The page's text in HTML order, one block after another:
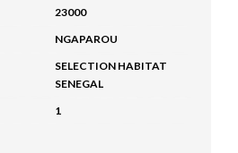
23000
NGAPAROU
SELECTION HABITAT
SENEGAL
1